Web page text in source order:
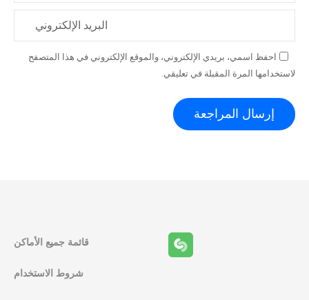
البريد الإلكتروني
احفظ اسمي، بريدي الإلكتروني، والموقع الإلكتروني في هذا المتصفح
لاستخدامها المرة المقبلة في تعليقي.
قائمة جميع الأماكن
شروط الاستخدام